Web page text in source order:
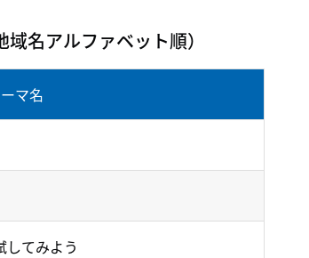
名アルファベット順）
マ名
てみよう